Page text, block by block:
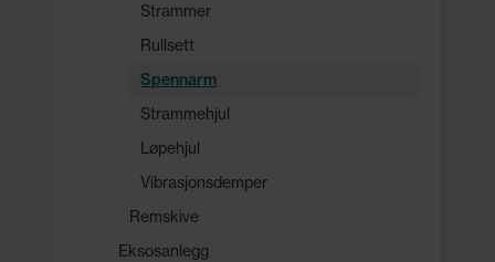
Strammer
Rullsett
Spennarm
Strammehjul
Løpehjul
Vibrasjonsdemper
Remskive
Eksosanlegg